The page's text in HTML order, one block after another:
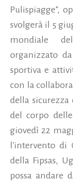
Pulispiagge”,
svolgerà il 5
mondiale
organizzato
sportiva e
con la
della sicurezza
del corpo
giovedì 22
l'intervento di
della Fipsas,
possa andare